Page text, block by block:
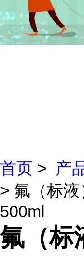
首页 > 产
> 氟（标液
500ml
氟（标